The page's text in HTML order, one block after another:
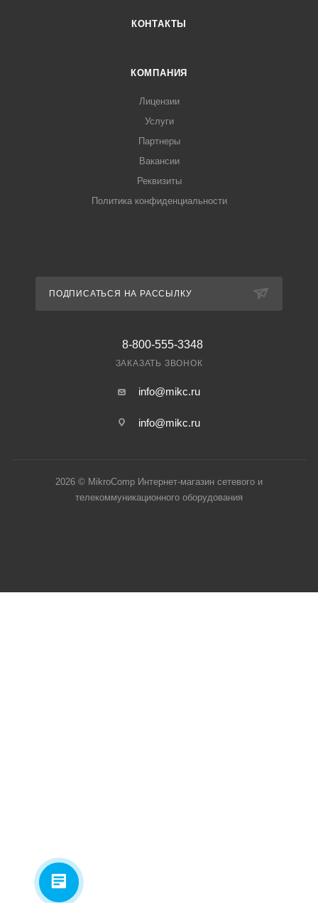
КОНТАКТЫ
КОМПАНИЯ
Лицензии
Услуги
Партнеры
Вакансии
Реквизиты
Политика конфиденциальности
ПОДПИСАТЬСЯ НА РАССЫЛКУ
8-800-555-3348
ЗАКАЗАТЬ ЗВОНОК
info@mikc.ru
info@mikc.ru
2026 © MikroComp Интернет-магазин сетевого и
телекоммуникационного оборудования